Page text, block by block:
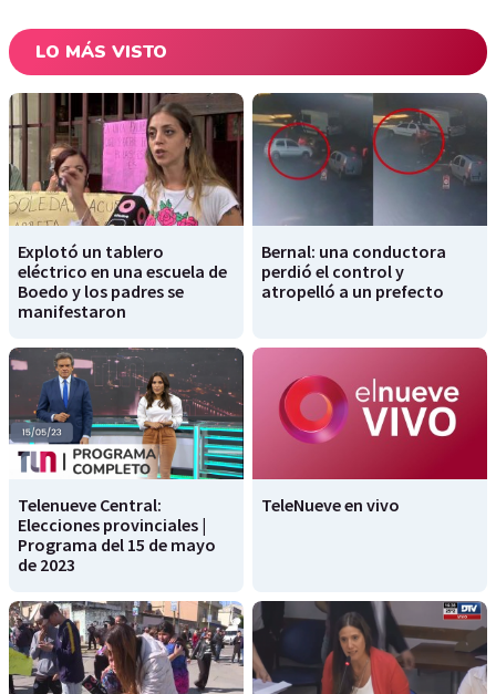
LO MÁS VISTO
Explotó un tablero
eléctrico en una escuela de
Boedo y los padres se
manifestaron
Bernal: una conductora
perdió el control y
atropelló a un prefecto
Telenueve Central:
Elecciones provinciales |
Programa del 15 de mayo
de 2023
TeleNueve en vivo